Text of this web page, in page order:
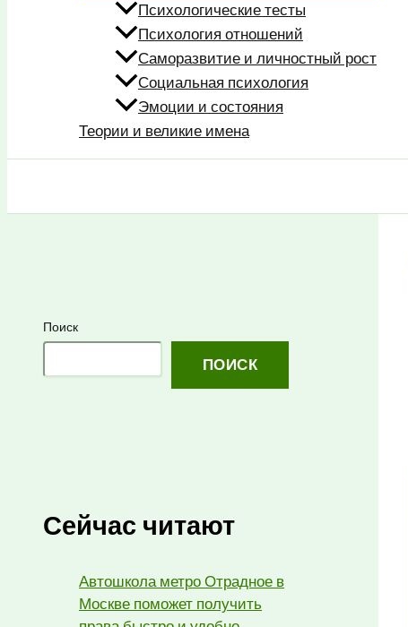
Психологические тесты
Психология отношений
Саморазвитие и личностный рост
Социальная психология
Эмоции и состояния
Теории и великие имена
Поиск
ПОИСК
Сейчас читают
Автошкола метро Отрадное в
Москве поможет получить